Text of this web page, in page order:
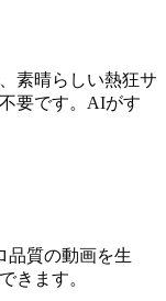
素晴らしい熱狂サ
要です。AIがす
品質の動画を生
きます。